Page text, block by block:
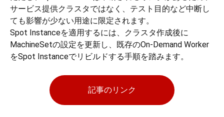
サービス提供クラスタではなく、テスト目的など中断し
ても影響が少ない用途に限定されます。
Spot Instanceを適用するには、クラスタ作成後に
MachineSetの設定を更新し、既存のOn-Demand Worker
をSpot Instanceでリビルドする手順を踏みます。
記事のリンク